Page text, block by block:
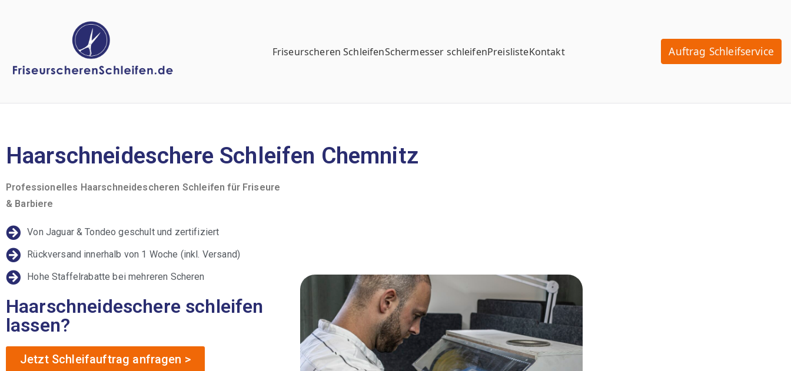
Friseurscheren SchleifenSchermesser schleifenPreislisteKontakt Auftrag Schleifservice
Haarschneideschere Schleifen Chemnitz
Professionelles Haarschneidescheren Schleifen für Friseure
& Barbiere
Von Jaguar & Tondeo geschult und zertifiziert
Rückversand innerhalb von 1 Woche (inkl. Versand)
Hohe Staffelrabatte bei mehreren Scheren
Haarschneideschere schleifen
lassen?
Jetzt Schleifauftrag anfragen >